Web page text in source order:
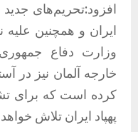
افزود:تحریم‌های
ایران و همچنین علیه
وزارت دفاع
خارجه آلمان نیز در
کرده است که برای
پهپاد ایران تلاش